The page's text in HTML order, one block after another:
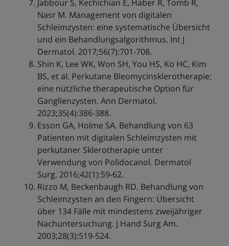
Jabbour S, Kechichian E, Haber R, Tomb R,
Nasr M. Management von digitalen
Schleimzysten: eine systematische Übersicht
und ein Behandlungsalgorithmus. Int J
Dermatol. 2017;56(7):701-708.
Shin K, Lee WK, Won SH, You HS, Ko HC, Kim
BS, et al. Perkutane Bleomycinsklerotherapie:
eine nützliche therapeutische Option für
Ganglienzysten. Ann Dermatol.
2023;35(4):386-388.
Esson GA, Holme SA. Behandlung von 63
Patienten mit digitalen Schleimzysten mit
perkutaner Sklerotherapie unter
Verwendung von Polidocanol. Dermatol
Surg. 2016;42(1):59-62.
Rizzo M, Beckenbaugh RD. Behandlung von
Schleimzysten an den Fingern: Übersicht
über 134 Fälle mit mindestens zweijähriger
Nachuntersuchung. J Hand Surg Am.
2003;28(3):519-524.